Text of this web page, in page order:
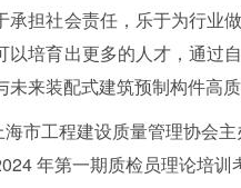
承担社会责任，乐于为行业
以培育出更多的人才，通过
未来装配式建筑预制构件高
市工程建设质量管理协会
年第一期质检员理论培训